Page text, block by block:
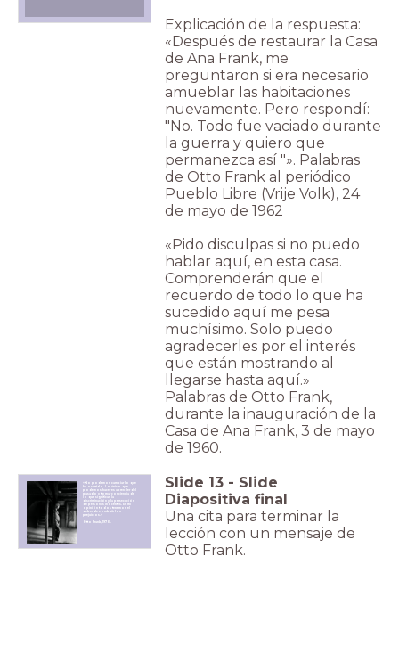
Explicación de la respuesta:
«Después de restaurar la Casa
de Ana Frank, me
preguntaron si era necesario
amueblar las habitaciones
nuevamente. Pero respondí:
"No. Todo fue vaciado durante
la guerra y quiero que
permanezca así "». Palabras
de Otto Frank al periódico
Pueblo Libre (Vrije Volk), 24
de mayo de 1962
«Pido disculpas si no puedo
hablar aquí, en esta casa.
Comprenderán que el
recuerdo de todo lo que ha
sucedido aquí me pesa
muchísimo. Solo puedo
agradecerles por el interés
que están mostrando al
llegarse hasta aquí.»
Palabras de Otto Frank,
durante la inauguración de la
Casa de Ana Frank, 3 de mayo
de 1960.
«No podemos cambiar lo que
ha ocurrido. Lo único que
podemos hacer es aprender del
pasado y tomar conciencia de
lo que significan la
discriminación y la persecución
de personas inocentes. En mi
opinión todos tenemos el
deber de combatir los
prejuicios.»
Otto Frank, 1970.
Slide 13 - Slide
Diapositiva final
Una cita para terminar la
lección con un mensaje de
Otto Frank.